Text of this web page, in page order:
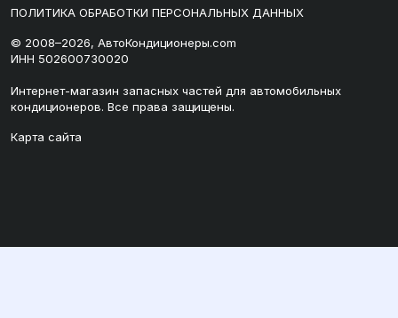
ПОЛИТИКА ОБРАБОТКИ ПЕРСОНАЛЬНЫХ ДАННЫХ
© 2008–2026, АвтоКондиционеры.com
ИНН 502600730020
Интернет-магазин запасных частей для автомобильных
кондиционеров. Все права защищены.
Карта сайта